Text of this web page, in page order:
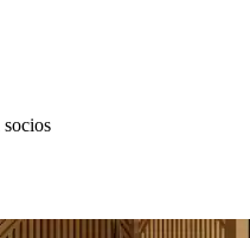
socios